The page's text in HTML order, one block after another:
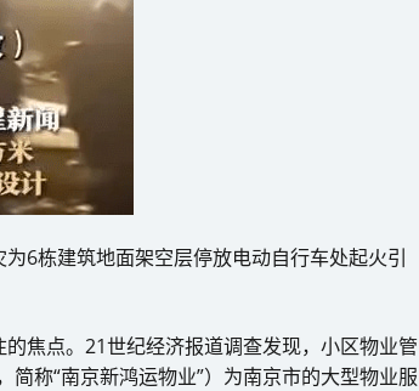
6栋建筑地面架空层停放电动自行车处起火引
焦点。21世纪经济报道调查发现，小区物业管
称“南京新鸿运物业”）为南京市的大型物业服